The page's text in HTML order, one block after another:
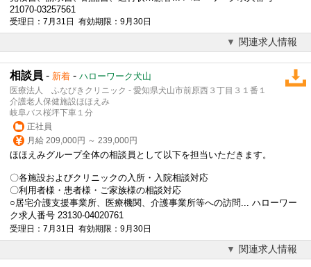
21070-03257561
受理日：7月31日 有効期限：9月30日
関連求人情報
相談員 - 新着 - ハローワーク犬山
医療法人 ふなびきクリニック - 愛知県犬山市前原西３丁目３１番１
介護老人保健施設ほほえみ
岐阜バス桜坪下車１分
正社員
月給 209,000円 ～ 239,000円
ほほえみグループ全体の相談員として以下を担当いただきます。
〇各施設およびクリニックの入所・入院相談対応
〇利用者様・患者様・ご家族様の相談対応
○居宅介護支援事業所、医療機関、介護事業所等への訪問... ハローワー
ク求人番号 23130-04020761
受理日：7月31日 有効期限：9月30日
関連求人情報